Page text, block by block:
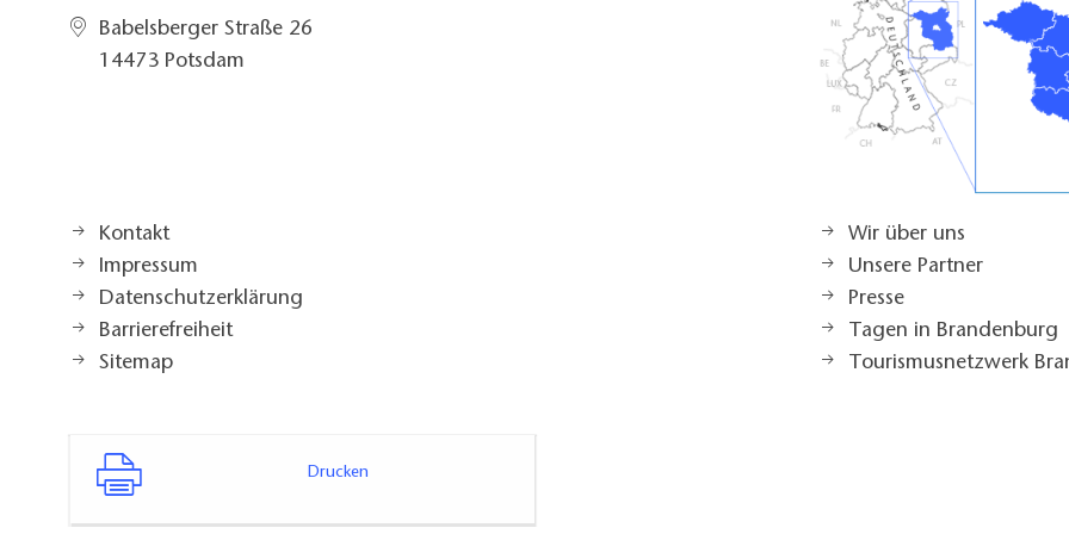
Babelsberger Straße 26
14473 Potsdam
Kontakt
Impressum
Datenschutzerklärung
Barrierefreiheit
Sitemap
Wir über uns
Unsere Partner
Presse
Tagen in Brandenburg
Tourismusnetzwerk
Drucken